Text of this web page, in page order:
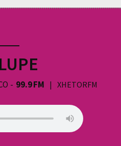
99.9 FM XHETORFM